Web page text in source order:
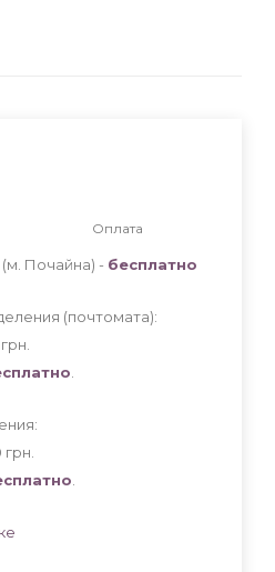
Оплата
Почайна) - бесплатно
(почтомата):
грн
грн